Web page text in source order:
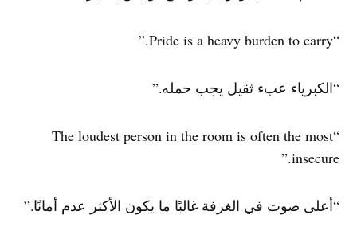
“Pride is a heavy burden to carry.”
“الكبرياء عبء ثقيل يجب حمله.”
“The loudest person in the room is often the most
insecure.”
“أعلى صوت في الغرفة غالبًا ما يكون الأكثر عدم أمانًا.”